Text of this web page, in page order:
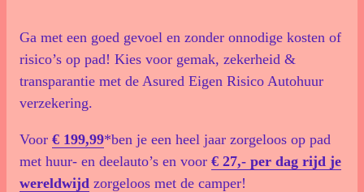
Ga met een goed gevoel en zonder onnodige kosten of
risico’s op pad! Kies voor gemak, zekerheid &
transparantie met de Asured Eigen Risico Autohuur
verzekering.
Voor € 199,99*ben je een heel jaar zorgeloos op pad
met huur- en deelauto’s en voor € 27,- per dag rijd je
wereldwijd zorgeloos met de camper!